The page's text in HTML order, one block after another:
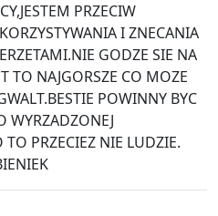
PRZECIW
I ZNECANIA
GODZE SIE NA
TO NAJGORSZE CO MOZE
POWINNY BYC
WYRZADZONEJ
TO PRZECIEZ NIE LUDZIE.